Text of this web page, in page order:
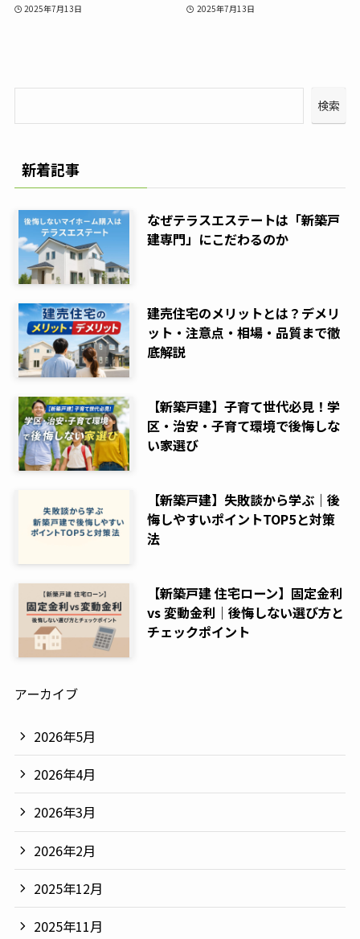
2025年7月13日 2025年7月13日
検索
新着記事
なぜテラスエステートは「新築戸
建専門」にこだわるのか
建売住宅のメリットとは？デメリ
ット・注意点・相場・品質まで徹
底解説
【新築戸建】子育て世代必見！学
区・治安・子育て環境で後悔しな
い家選び
【新築戸建】失敗談から学ぶ｜後
悔しやすいポイントTOP5と対策
法
【新築戸建 住宅ローン】固定金利
vs 変動金利｜後悔しない選び方と
チェックポイント
アーカイブ
2026年5月
2026年4月
2026年3月
2026年2月
2025年12月
2025年11月